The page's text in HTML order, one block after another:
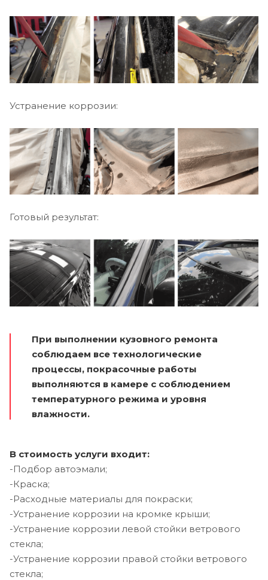
Устранение коррозии:
Готовый результат:
При выполнении кузовного ремонта
соблюдаем все технологические
процессы, покрасочные работы
выполняются в камере с соблюдением
температурного режима и уровня
влажности.
В стоимость услуги входит:
-Подбор автоэмали;
-Краска;
-Расходные материалы для покраски;
-Устранение коррозии на кромке крыши;
-Устранение коррозии левой стойки ветрового
стекла;
-Устранение коррозии правой стойки ветрового
стекла;